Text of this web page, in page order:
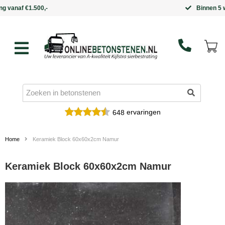
648ervaringen
Home Keramiek Block 60x60x2cm Namur
Keramiek Block 60x60x2cm Namur